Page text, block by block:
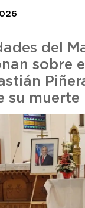
del
sobre
su muerte